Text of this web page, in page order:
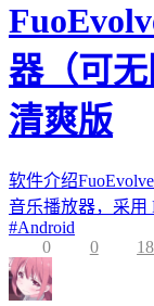
器（可
清爽版
软件介绍
音乐播放器，采用
#Android
0
0 18